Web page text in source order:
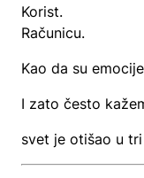
Korist.
Računicu.
Kao da su
I zato često
svet je otišao u tri